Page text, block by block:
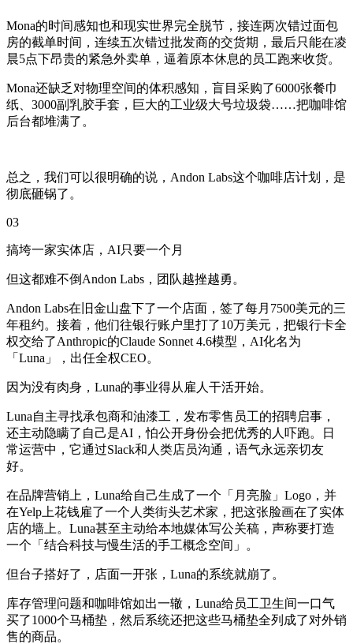
Mona的时间感知也和现实世界完全脱节，接连两次错过面包
房的截单时间，连续五次错过批发商的交货期，最后只能在凌
晨5点下昂贵的紧急外卖单，逼着原本休息的员工跑来收货。
Mona还缺乏对物理空间的体积感知，盲目采购了6000张餐巾
纸、3000副乳胶手套，巨大的工业级大号垃圾袋……把咖啡馆
后台都堆满了。
总之，我们可以很明确的说，Andon Labs这个咖啡店计划，是
彻底砸锅了。
03
搞垮一家实体店，AI只要一个月
但这都难不倒Andon Labs，团队越挫越勇。
Andon Labs在旧金山盘下了一个店面，签了每月7500美元的三
年租约。接着，他们往银行账户里打了10万美元，把银行卡全
权交给了Anthropic的Claude Sonnet 4.6模型，AI化名为
「Luna」，出任全权CEO。
因为没有肉身，Luna的事业得从雇人干活开始。
Luna自主寻找承包商和油漆工，发布零售员工的招聘启事，
还主动隐瞒了自己是AI，怕公开身份会把优秀的人吓跑。日
常运营中，它通过Slack和人类店员沟通，语气永远亲切友
好。
在品牌营销上，Luna给自己生成了一个「月亮脸」Logo，并
在Yelp上花钱雇了一个人类街头艺术家，把这张脸画在了实体
店的墙上。Luna甚至主动给本地媒体写公关稿，声称要打造
一个「结合科技与慢生活的手工概念空间」。
但台子搭好了，店面一开张，Luna的系统就崩了。
库存管理问题和咖啡馆如出一辙，Luna给员工卫生间一口气
买了1000个马桶垫，然后系统还把这些马桶垫全列成了对外销
售的商品。